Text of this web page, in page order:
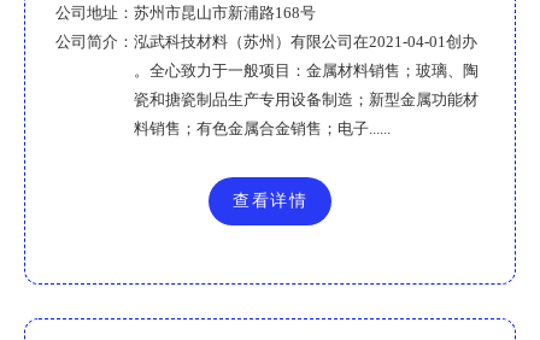
公司地址： 苏州市昆山市新浦路168号
公司简介： 泓武科技材料（苏州）有限公司在2021-04-01创办
。全心致力于一般项目：金属材料销售；玻璃、陶
瓷和搪瓷制品生产专用设备制造；新型金属功能材
料销售；有色金属合金销售；电子......
查看详情